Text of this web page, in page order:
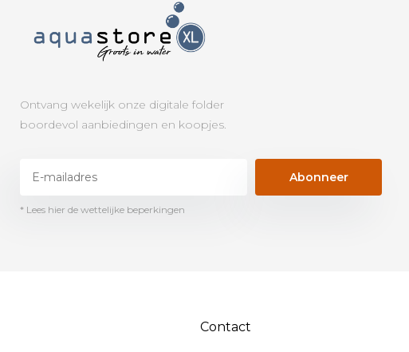
Ontvang wekelijk onze digitale folder
boordevol aanbiedingen en koopjes.
Abonneer
* Lees hier de wettelijke beperkingen
Contact